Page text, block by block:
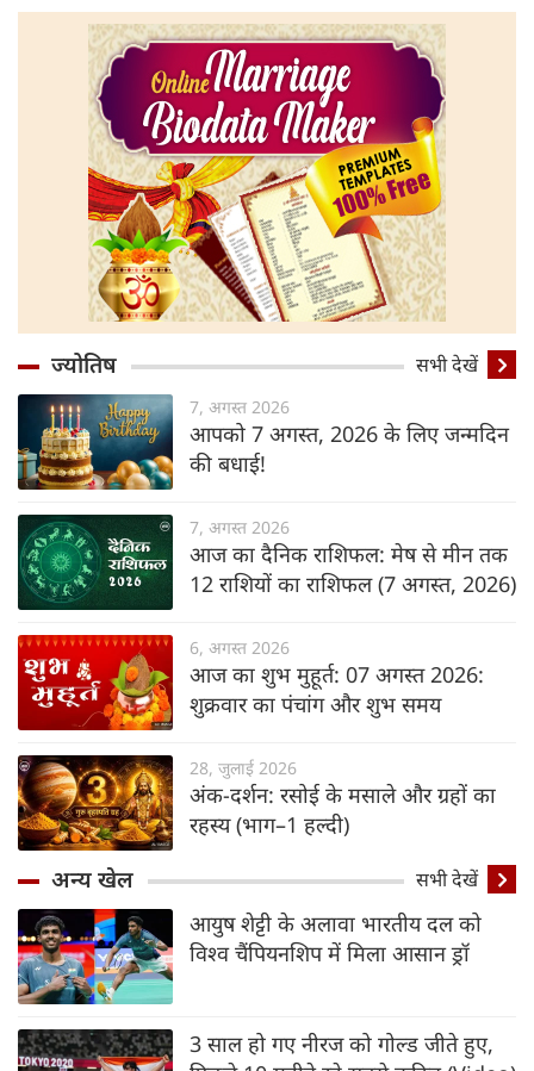
ज्योतिष सभी देखें
7, अगस्त 2026
आपको 7 अगस्त, 2026 के लिए जन्मदिन
की बधाई!
7, अगस्त 2026
आज का दैनिक राशिफल: मेष से मीन तक
12 राशियों का राशिफल (7 अगस्‍त, 2026)
6, अगस्त 2026
आज का शुभ मुहूर्त: 07 अगस्‍त 2026:
शुक्रवार का पंचांग और शुभ समय
28, जुलाई 2026
अंक-दर्शन: रसोई के मसाले और ग्रहों का
रहस्य (भाग–1 हल्दी)
अन्य खेल सभी देखें
आयुष शेट्टी के अलावा भारतीय दल को
विश्व चैंपियनशिप में मिला आसान ड्रॉ
3 साल हो गए नीरज को गोल्ड जीते हुए,